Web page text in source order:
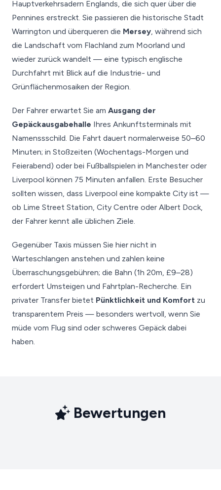
Hauptverkehrsadern Englands, die sich quer über die
Pennines erstreckt. Sie passieren die historische Stadt
Warrington und überqueren die Mersey, während sich
die Landschaft vom Flachland zum Moorland und
wieder zurück wandelt — eine typisch englische
Durchfahrt mit Blick auf die Industrie- und
Grünflächenmosaiken der Region.
Der Fahrer erwartet Sie am Ausgang der
Gepäckausgabehalle Ihres Ankunftsterminals mit
Namenssschild. Die Fahrt dauert normalerweise 50–60
Minuten; in Stoßzeiten (Wochentags-Morgen und
Feierabend) oder bei Fußballspielen in Manchester oder
Liverpool können 75 Minuten anfallen. Erste Besucher
sollten wissen, dass Liverpool eine kompakte City ist —
ob Lime Street Station, City Centre oder Albert Dock,
der Fahrer kennt alle üblichen Ziele.
Gegenüber Taxis müssen Sie hier nicht in
Warteschlangen anstehen und zahlen keine
Überraschungsgebühren; die Bahn (1h 20m, £9–28)
erfordert Umsteigen und Fahrtplan-Recherche. Ein
privater Transfer bietet Pünktlichkeit und Komfort zu
transparentem Preis — besonders wertvoll, wenn Sie
müde vom Flug sind oder schweres Gepäck dabei
haben.
Bewertungen